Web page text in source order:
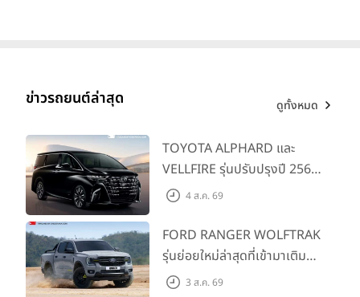
ข่าวรถยนต์ล่าสุด ดูทั้งหมด
TOYOTA ALPHARD และ
VELLFIRE รุ่นปรับปรุงปี 2569
พร้อมรุ่นย่อยใหม่ HEV
4 ส.ค. 69
FORD RANGER WOLFTRAK
รุ่นย่อยใหม่ล่าสุดที่เข้ามาเติม
เต็มไลน์อัป พร้อมตอบโจทย์ทุก
3 ส.ค. 69